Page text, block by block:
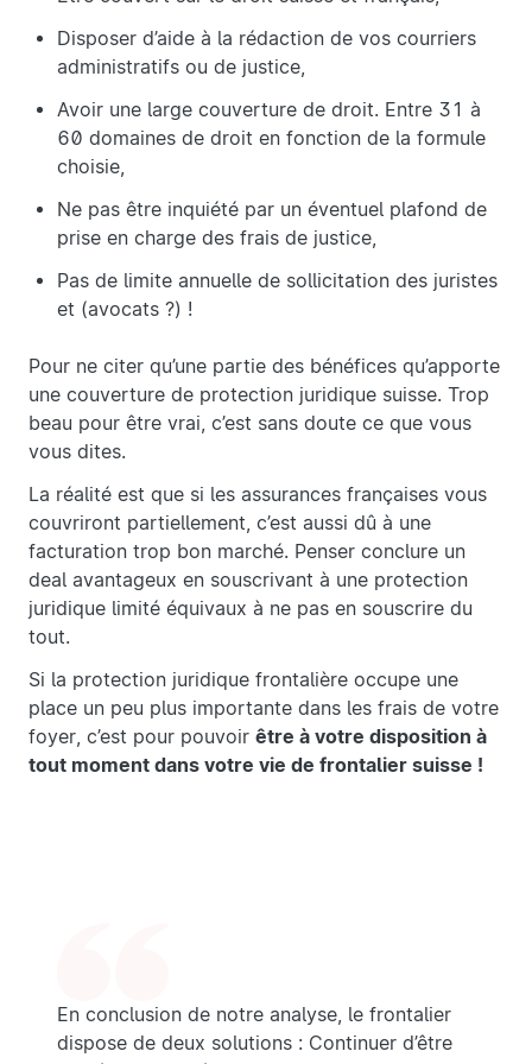
Disposer d’aide à la rédaction de vos courriers
administratifs ou de justice,
Avoir une large couverture de droit. Entre 31 à
60 domaines de droit en fonction de la formule
choisie,
Ne pas être inquiété par un éventuel plafond de
prise en charge des frais de justice,
Pas de limite annuelle de sollicitation des juristes
et (avocats ?) !
Pour ne citer qu’une partie des bénéfices qu’apporte
une couverture de protection juridique suisse. Trop
beau pour être vrai, c’est sans doute ce que vous
vous dites.
La réalité est que si les assurances françaises vous
couvriront partiellement, c’est aussi dû à une
facturation trop bon marché. Penser conclure un
deal avantageux en souscrivant à une protection
juridique limité équivaux à ne pas en souscrire du
tout.
Si la protection juridique frontalière occupe une
place un peu plus importante dans les frais de votre
foyer, c’est pour pouvoir être à votre disposition à
tout moment dans votre vie de frontalier suisse !
En conclusion de notre analyse, le frontalier
dispose de deux solutions : Continuer d’être